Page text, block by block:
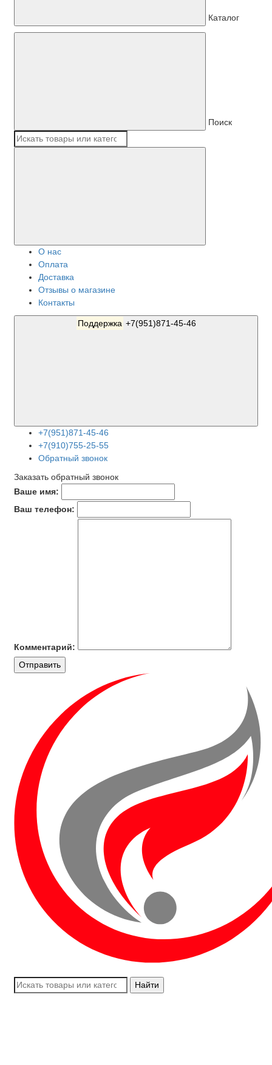
Каталог
Поиск
О нас
Оплата
Доставка
Отзывы о магазине
Контакты
Поддержка +7(951)871-45-46
+7(951)871-45-46
+7(910)755-25-55
Обратный звонок
Заказать обратный звонок
Ваше имя:
Ваш телефон:
Комментарий:
Отправить
Найти